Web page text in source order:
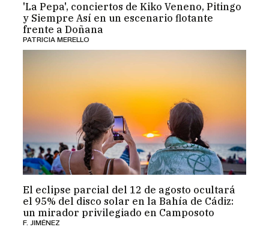
'La Pepa', conciertos de Kiko Veneno, Pitingo
y Siempre Así en un escenario flotante
frente a Doñana
PATRICIA MERELLO
El eclipse parcial del 12 de agosto ocultará
el 95% del disco solar en la Bahía de Cádiz:
un mirador privilegiado en Camposoto
F. JIMÉNEZ